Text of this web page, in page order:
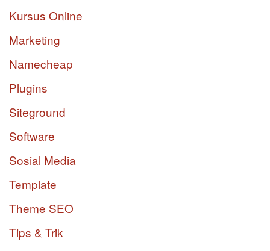
Kursus Online
Marketing
Namecheap
Plugins
Siteground
Software
Sosial Media
Template
Theme SEO
Tips & Trik